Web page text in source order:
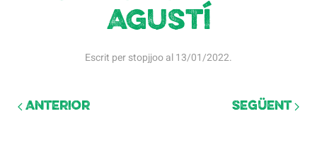
Agustí
Escrit perstopjjooal13/01/2022.
Anterior Següent